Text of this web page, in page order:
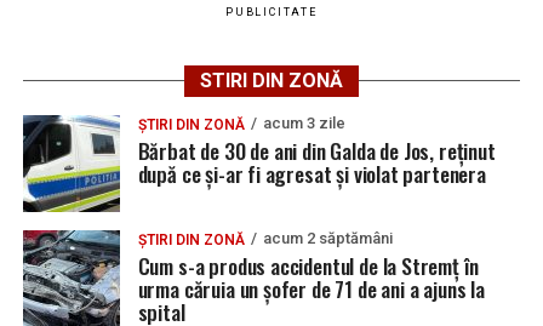
preferată pe Google
Urmărește Ziarul Unirea pe Social Media
YouTube Instagram WhatsApp TikTok
PUBLICITATE
STIRI DIN ZONĂ
ȘTIRI DIN ZONĂ acum 3 zile
Bărbat de 30 de ani din Galda de Jos, reținut
după ce și-ar fi agresat și violat partenera
ȘTIRI DIN ZONĂ acum 2 săptămâni
Cum s-a produs accidentul de la Stremț în
urma căruia un șofer de 71 de ani a ajuns la
spital